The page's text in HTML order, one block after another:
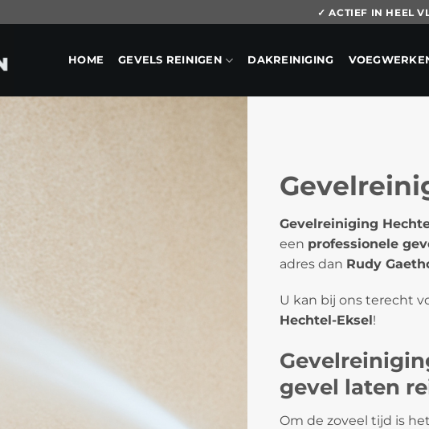
✓ ACTIEF IN HEEL
HOME GEVELS REINIGEN DAKREINIGING
Gevelreiniging
een professionele
adres dan Rudy
U kan bij ons terecht
Hechtel-Eksel !
gevel laten
Om de zoveel tijd is